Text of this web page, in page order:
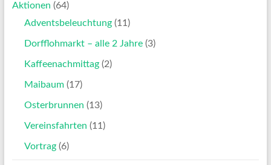
Aktionen (64)
Adventsbeleuchtung(11)
Dorfflohmarkt – alle 2 Jahre(3)
Kaffeenachmittag(2)
Maibaum(17)
Osterbrunnen (13)
Vereinsfahrten (11)
Vortrag(6)